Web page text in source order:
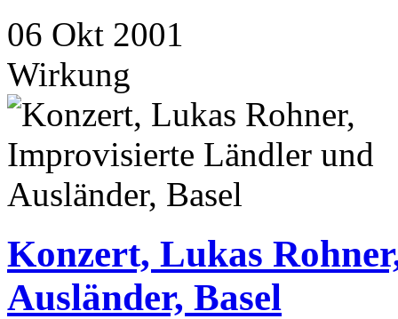
06 Okt 2001
Wirkung
Konzert, Lukas
Ausländer, Basel